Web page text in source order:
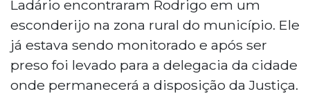
Ladário encontraram Rodrigo em um
esconderijo na zona rural do município. Ele
já estava sendo monitorado e após ser
preso foi levado para a delegacia da cidade
onde permanecerá a disposição da Justiça.